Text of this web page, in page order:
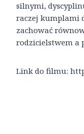
silnymi,
raczej kumplami
zachować
rodzicielstwem a
Link do filmu: